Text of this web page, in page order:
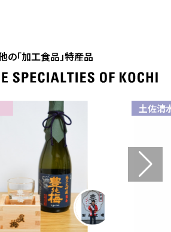
商品を作ります。
の「加工食品」特産品
土佐清